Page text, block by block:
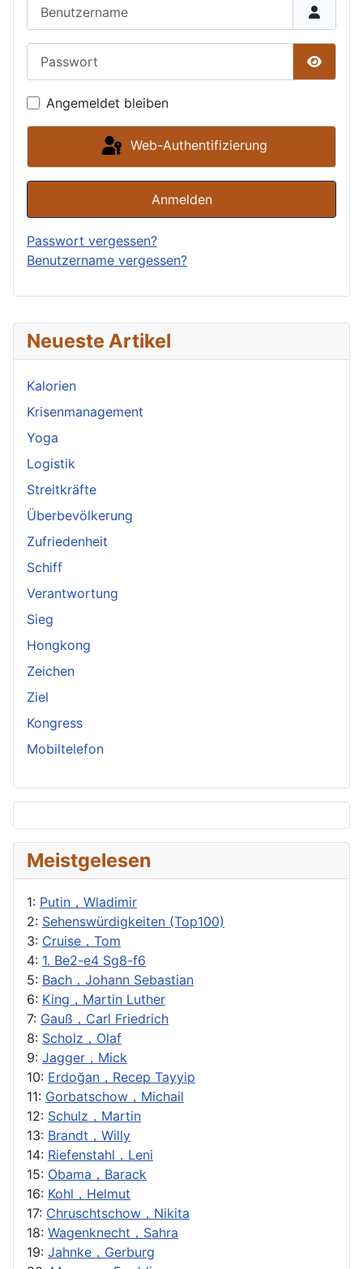
Neueste Artikel
Kalorien
Krisenmanagement
Yoga
Logistik
Streitkräfte
Überbevölkerung
Zufriedenheit
Schiff
Verantwortung
Sieg
Hongkong
Zeichen
Ziel
Kongress
Mobiltelefon
Meistgelesen
1: Putin，Wladimir
2: Sehenswürdigkeiten (Top100)
3: Cruise，Tom
4: 1. Be2-e4 Sg8-f6
5: Bach，Johann Sebastian
6: King，Martin Luther
7: Gauß，Carl Friedrich
8: Scholz，Olaf
9: Jagger，Mick
10: Erdoğan，Recep Tayyip
11: Gorbatschow，Michail
12: Schulz，Martin
13: Brandt，Willy
14: Riefenstahl，Leni
15: Obama，Barack
16: Kohl，Helmut
17: Chruschtschow，Nikita
18: Wagenknecht，Sahra
19: Jahnke，Gerburg
Angemeldet bleiben
Web-Authentifizierung
Anmelden
Passwort vergessen?
Benutzername vergessen?